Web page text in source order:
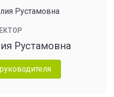
Рустамовна